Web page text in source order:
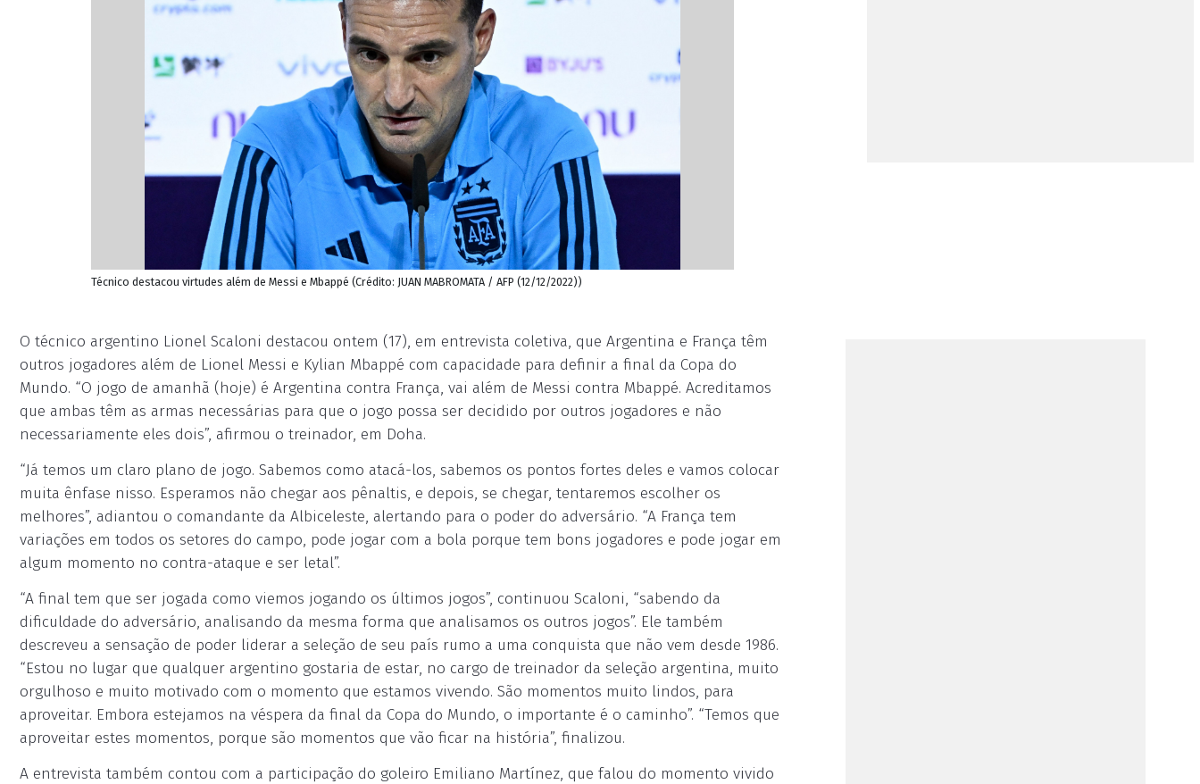
Técnico destacou virtudes além de Messi e Mbappé (Crédito: JUAN MABROMATA / AFP (12/12/2022))
O técnico argentino Lionel Scaloni destacou ontem (17), em entrevista coletiva, que Argentina e França têm
outros jogadores além de Lionel Messi e Kylian Mbappé com capacidade para definir a final da Copa do
Mundo. “O jogo de amanhã (hoje) é Argentina contra França, vai além de Messi contra Mbappé. Acreditamos
que ambas têm as armas necessárias para que o jogo possa ser decidido por outros jogadores e não
necessariamente eles dois”, afirmou o treinador, em Doha.
“Já temos um claro plano de jogo. Sabemos como atacá-los, sabemos os pontos fortes deles e vamos colocar
muita ênfase nisso. Esperamos não chegar aos pênaltis, e depois, se chegar, tentaremos escolher os
melhores”, adiantou o comandante da Albiceleste, alertando para o poder do adversário. “A França tem
variações em todos os setores do campo, pode jogar com a bola porque tem bons jogadores e pode jogar em
algum momento no contra-ataque e ser letal”.
“A final tem que ser jogada como viemos jogando os últimos jogos”, continuou Scaloni, “sabendo da
dificuldade do adversário, analisando da mesma forma que analisamos os outros jogos”. Ele também
descreveu a sensação de poder liderar a seleção de seu país rumo a uma conquista que não vem desde 1986.
“Estou no lugar que qualquer argentino gostaria de estar, no cargo de treinador da seleção argentina, muito
orgulhoso e muito motivado com o momento que estamos vivendo. São momentos muito lindos, para
aproveitar. Embora estejamos na véspera da final da Copa do Mundo, o importante é o caminho”. “Temos que
aproveitar estes momentos, porque são momentos que vão ficar na história”, finalizou.
A entrevista também contou com a participação do goleiro Emiliano Martínez, que falou do momento vivido